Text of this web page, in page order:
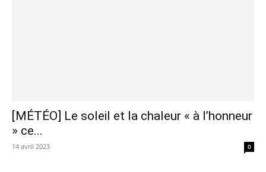
[MÉTÉO] Le soleil et la chaleur « à l’honneur
» ce...
14 avril 2023 0